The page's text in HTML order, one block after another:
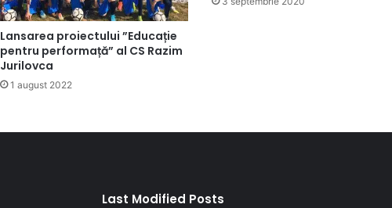
Lansarea proiectului ”Educație
pentru performață” al CS Razim
Jurilovca
1 august 2022
Last Modified Posts